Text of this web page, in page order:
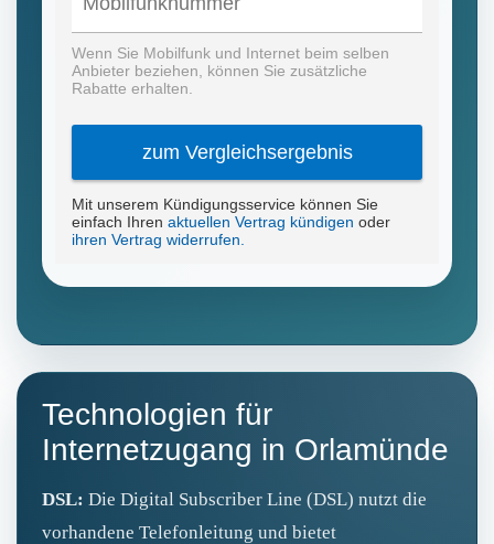
Technologien für
Internetzugang in Orlamünde
DSL: Die Digital Subscriber Line (DSL) nutzt die
vorhandene Telefonleitung und bietet